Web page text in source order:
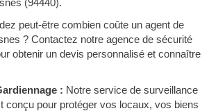
(94440).
peut-être combien coûte un agent de
? Contactez notre agence de sécurité
obtenir un devis personnalisé et connaître
: Notre service de surveillance
conçu pour protéger vos locaux, vos biens